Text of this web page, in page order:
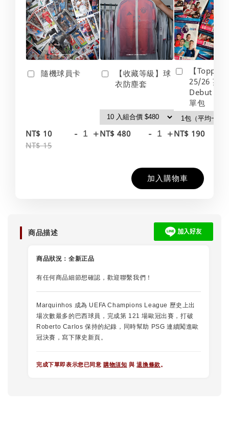
隨機球員卡
NT$ 10
NT$ 15
- +
【收藏等級】球
衣防塵套
NT$ 480 - +
【Topps】
25/26 英
Debut
單包
NT$ 190
加入購物車
商品描述
商品狀況： 全新正品
有任何商品細節想確認，歡迎聯繫我們！
Marquinhos 成為 UEFA Champions League 歷史上出
場次數最多的巴西球員，完成第 121 場歐冠出賽，打破
Roberto Carlos 保持的紀錄，同時幫助 PSG 連續闖進歐
冠決賽，寫下隊史新頁。
完成下單即表示您已同意 購物須知 與退換條款。